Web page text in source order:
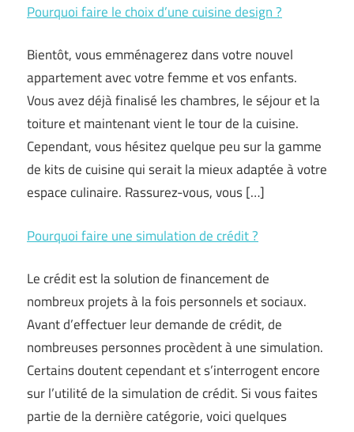
Pourquoi faire le choix d’une cuisine design ?
Bientôt, vous emménagerez dans votre nouvel
appartement avec votre femme et vos enfants.
Vous avez déjà finalisé les chambres, le séjour et la
toiture et maintenant vient le tour de la cuisine.
Cependant, vous hésitez quelque peu sur la gamme
de kits de cuisine qui serait la mieux adaptée à votre
espace culinaire. Rassurez-vous, vous […]
Pourquoi faire une simulation de crédit ?
Le crédit est la solution de financement de
nombreux projets à la fois personnels et sociaux.
Avant d’effectuer leur demande de crédit, de
nombreuses personnes procèdent à une simulation.
Certains doutent cependant et s’interrogent encore
sur l’utilité de la simulation de crédit. Si vous faites
partie de la dernière catégorie, voici quelques